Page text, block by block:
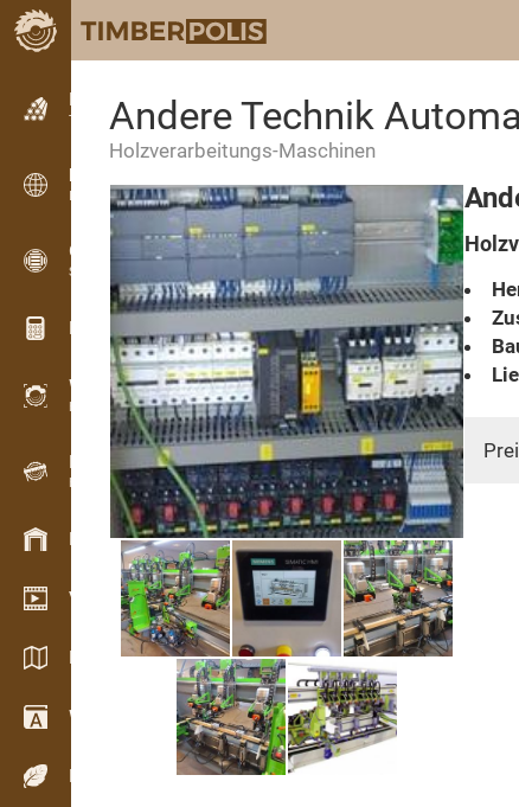
Kleinanzeigen
Textanzeigen
Kleinanzeigen
Internationale Anzeigen
OPTI-TIMB
Schnittbilder
Holz-Rechner
WoodProfi
Holzvolumen mit KI
Registriergerät
Holzbestandsaufnahme im Gelände
Bestandsmanagement
Video Showroom
Kataloge / Broschüren
Wörterbuch
Holzarten
Andere Technik
Holzverarbeitungs-Maschinen